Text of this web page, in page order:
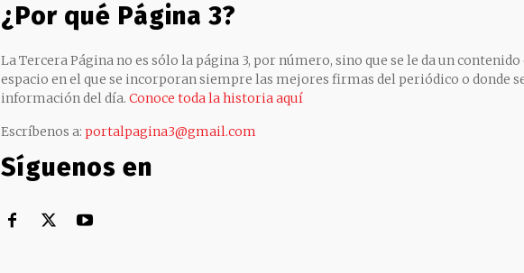
¿Por qué Página 3?
La Tercera Página no es sólo la página 3, por número, sino que se le da un contenido
espacio en el que se incorporan siempre las mejores firmas del periódico o donde
información del día. Conoce toda la historia aquí
Escríbenos a: portalpagina3@gmail.com
Síguenos en